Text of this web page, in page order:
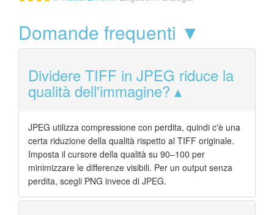
Domande frequenti ▼
Dividere TIFF in JPEG riduce la
qualità dell'immagine?
JPEG utilizza compressione con perdita, quindi c'è una
certa riduzione della qualità rispetto al TIFF originale.
Imposta il cursore della qualità su 90–100 per
minimizzare le differenze visibili. Per un output senza
perdita, scegli PNG invece di JPEG.